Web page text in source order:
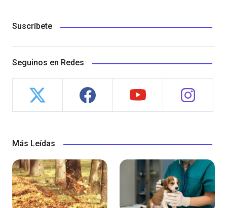
Suscríbete
Seguinos en Redes
Más Leídas